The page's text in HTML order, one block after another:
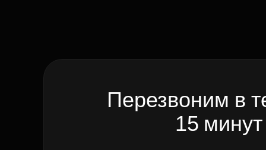
Перезвоним в
15 минут